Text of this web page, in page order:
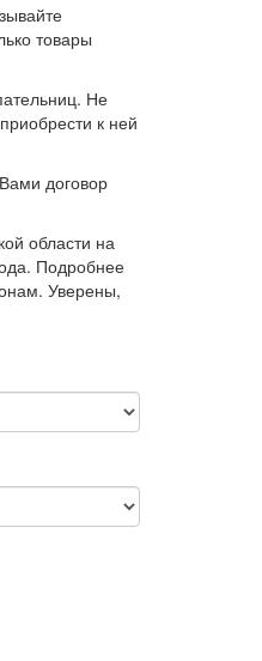
товары
Не
к ней
договор
области на
Подробнее
Уверены,